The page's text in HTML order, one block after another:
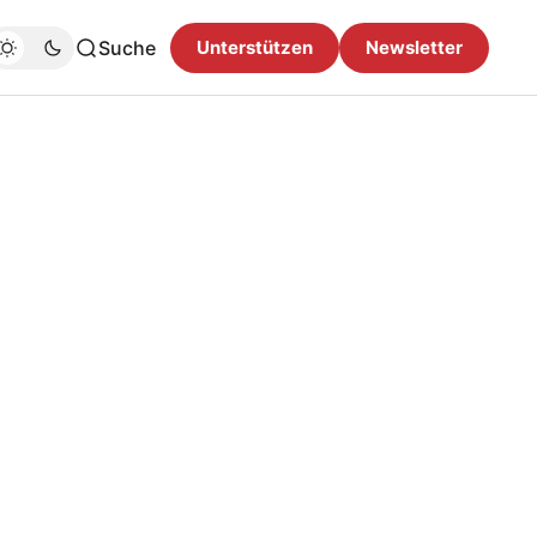
Suche Unterstützen Newsletter